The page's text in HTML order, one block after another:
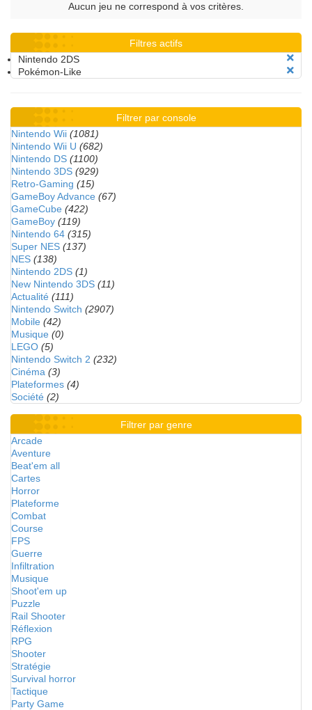
Aucun jeu ne correspond à vos critères.
Filtres actifs
Nintendo 2DS
Pokémon-Like
Filtrer par console
Nintendo Wii (1081)
Nintendo Wii U (682)
Nintendo DS (1100)
Nintendo 3DS (929)
Retro-Gaming (15)
GameBoy Advance (67)
GameCube (422)
GameBoy (119)
Nintendo 64 (315)
Super NES (137)
NES (138)
Nintendo 2DS (1)
New Nintendo 3DS (11)
Actualité (111)
Nintendo Switch (2907)
Mobile (42)
Musique (0)
LEGO (5)
Nintendo Switch 2 (232)
Cinéma (3)
Plateformes (4)
Société (2)
Filtrer par genre
Arcade
Aventure
Beat'em all
Cartes
Horror
Plateforme
Combat
Course
FPS
Guerre
Infiltration
Musique
Shoot'em up
Puzzle
Rail Shooter
Réflexion
RPG
Shooter
Stratégie
Survival horror
Tactique
Party Game